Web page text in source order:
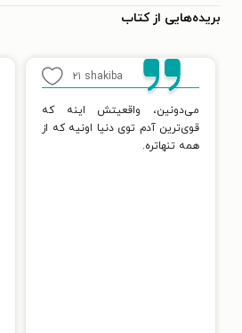
بریده‌هایی از کتاب
shakiba ۲۱
می‌دونین، واقعیتش اینه که
قوی‌ترین آدم توی دنیا اونیه که از
همه تنهاتره.